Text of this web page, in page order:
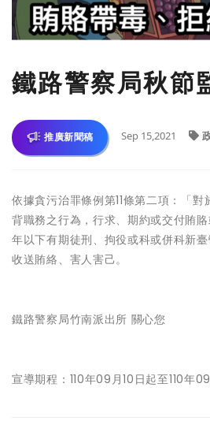
鐵路警察局秋節
推廣新聞稿 Sep 15,2021
依據貪污治罪條例第11條第二項：「
背職務之行為，行求、期約或交付賄
年以下有期徒刑、拘役或科或併科新
收送賄絡、害人害己。
鐵路警察局竹南派出所 關心您
宣導期程：110年09月10日起至110年